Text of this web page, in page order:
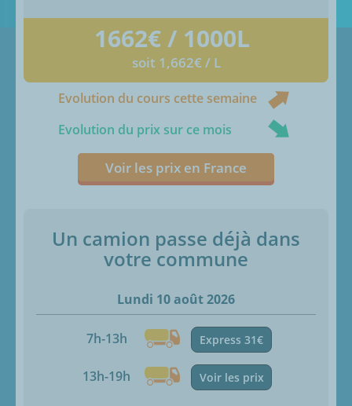
1662€ / 1000L
soit 1,662€ / L
Evolution du cours cette semaine
Evolution du prix sur ce mois
Voir les prix en France
Un camion passe déjà dans
votre commune
Lundi 10 août 2026
7h-13h Express 31€
13h-19h Voir les prix